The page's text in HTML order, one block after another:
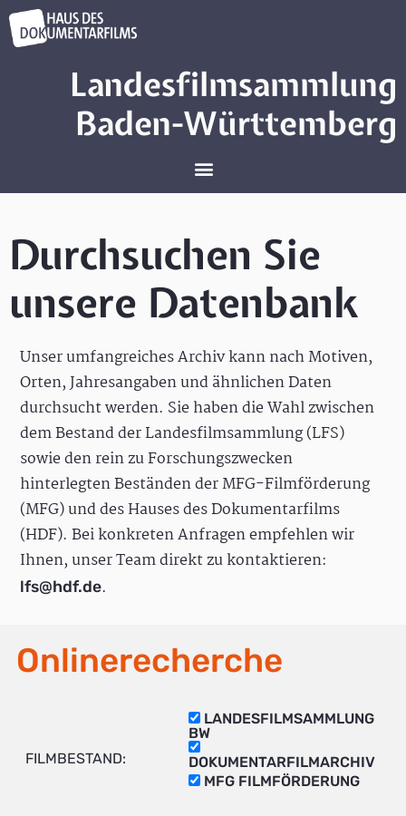
Landesfilmsammlung
Baden-Württemberg
Durchsuchen Sie
unsere Datenbank
Unser umfangreiches Archiv kann nach Motiven,
Orten, Jahresangaben und ähnlichen Daten
durchsucht werden. Sie haben die Wahl zwischen
dem Bestand der Landesfilmsammlung (LFS)
sowie den rein zu Forschungszwecken
hinterlegten Beständen der MFG-Filmförderung
(MFG) und des Hauses des Dokumentarfilms
(HDF). Bei konkreten Anfragen empfehlen wir
Ihnen, unser Team direkt zu kontaktieren:
lfs@hdf.de.
Onlinerecherche
FILMBESTAND:
LANDESFILMSAMMLUNG
BW
DOKUMENTARFILMARCHIV
MFG FILMFÖRDERUNG